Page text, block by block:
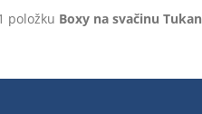
položku Boxy na svačinu Tukan